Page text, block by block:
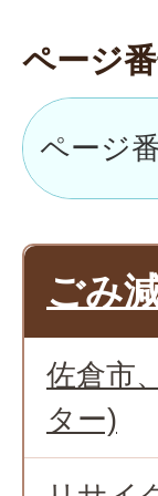
ページ
ごみ
佐倉市
ター)